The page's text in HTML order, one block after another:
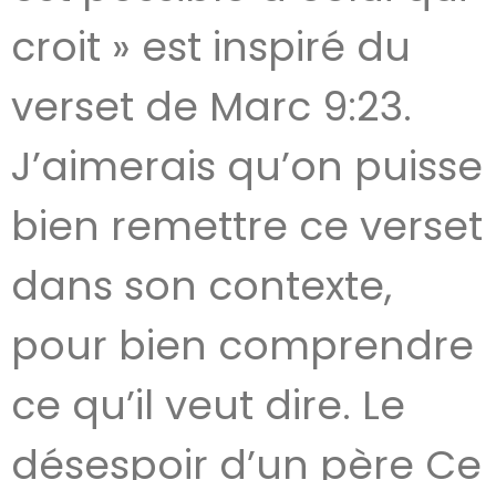
croit » est inspiré du
verset de Marc 9:23.
J’aimerais qu’on puisse
bien remettre ce verset
dans son contexte,
pour bien comprendre
ce qu’il veut dire. Le
désespoir d’un père Ce